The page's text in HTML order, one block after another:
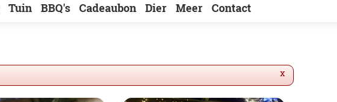
Tuin BBQ's Cadeaubon Dier Meer Contact
x